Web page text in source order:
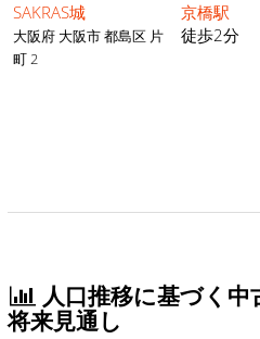
SAKRAS城
大阪府 大阪市 都島区 片
町 2
京橋駅
徒歩2分
人口推移に基づく
将来見通し